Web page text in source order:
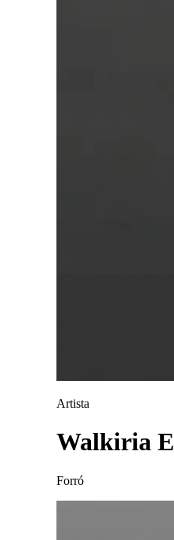
Artista
Walkiria
Forró